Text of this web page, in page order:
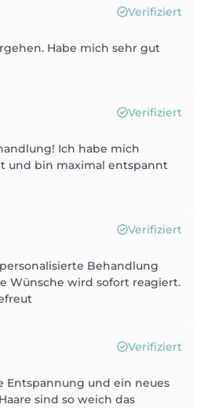
Verifiziert
Habe mich sehr gut
Verifiziert
Ich habe mich
und bin maximal entspannt
Verifiziert
Behandlung
Wünsche wird sofort reagiert.
Verifiziert
Entspannung und ein neues
sind so weich das